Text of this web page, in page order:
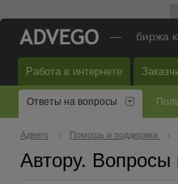
— биржа
Работа в интернете
Ответы на вопросы
Адвего Помощь и поддержка
Автору.